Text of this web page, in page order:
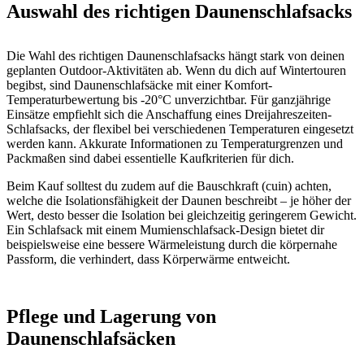
Auswahl des richtigen Daunenschlafsacks
Die Wahl des richtigen Daunenschlafsacks hängt stark von deinen
geplanten Outdoor-Aktivitäten ab. Wenn du dich auf Wintertouren
begibst, sind Daunenschlafsäcke mit einer Komfort-
Temperaturbewertung bis -20°C unverzichtbar. Für ganzjährige
Einsätze empfiehlt sich die Anschaffung eines Dreijahreszeiten-
Schlafsacks, der flexibel bei verschiedenen Temperaturen eingesetzt
werden kann. Akkurate Informationen zu Temperaturgrenzen und
Packmaßen sind dabei essentielle Kaufkriterien für dich.
Beim Kauf solltest du zudem auf die Bauschkraft (cuin) achten,
welche die Isolationsfähigkeit der Daunen beschreibt – je höher der
Wert, desto besser die Isolation bei gleichzeitig geringerem Gewicht.
Ein Schlafsack mit einem Mumienschlafsack-Design bietet dir
beispielsweise eine bessere Wärmeleistung durch die körpernahe
Passform, die verhindert, dass Körperwärme entweicht.
Pflege und Lagerung von
Daunenschlafsäcken